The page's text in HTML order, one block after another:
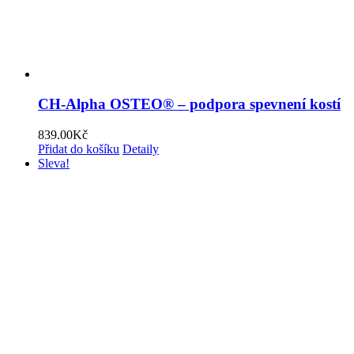
CH-Alpha OSTEO® – podpora spevnení kostí
839.00Kč
Přidat do košíku Detaily
Sleva!